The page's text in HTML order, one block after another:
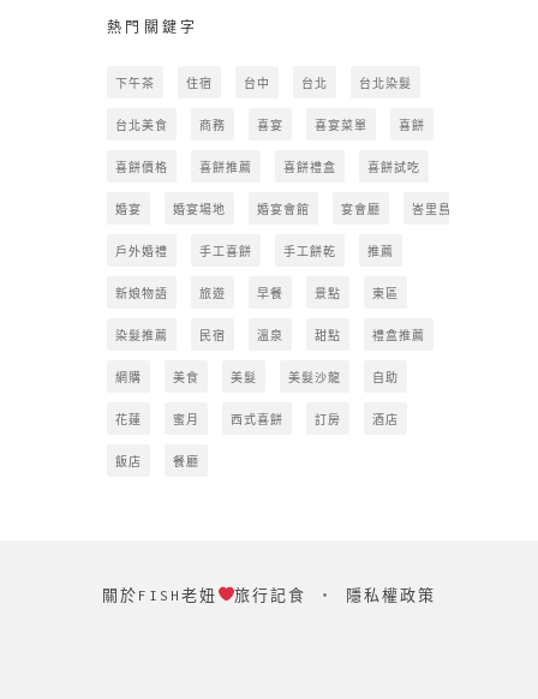
熱門關鍵字
下午茶 住宿 台中 台北 台北染髮
台北美食 商務 喜宴 喜宴菜單 喜餅
喜餅價格 喜餅推薦 喜餅禮盒 喜餅試吃
婚宴 婚宴場地 婚宴會館 宴會廳 峇里島
戶外婚禮 手工喜餅 手工餅乾 推薦
新娘物語 旅遊 早餐 景點 東區
染髮推薦 民宿 溫泉 甜點 禮盒推薦
網購 美食 美髮 美髮沙龍 自助
花蓮 蜜月 西式喜餅 訂房 酒店
飯店 餐廳
關於FISH老妞 旅行記食 ‧ 隱私權政策